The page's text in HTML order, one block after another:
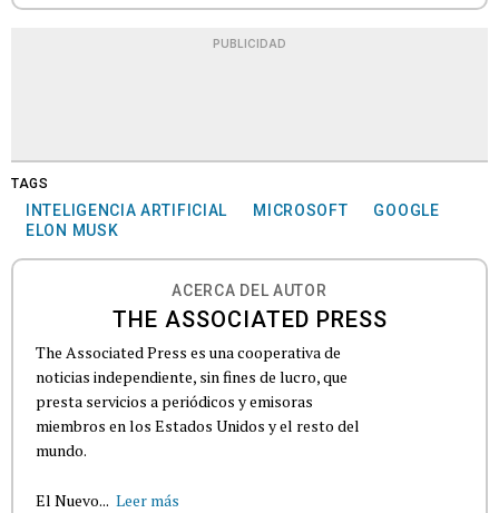
PUBLICIDAD
TAGS
INTELIGENCIA ARTIFICIAL MICROSOFT
GOOGLE
ELON MUSK
ACERCA DEL AUTOR
THE ASSOCIATED PRESS
The Associated Press es una cooperativa de
noticias independiente, sin fines de lucro, que
presta servicios a periódicos y emisoras
miembros en los Estados Unidos y el resto del
mundo.
El Nuevo... Leer más